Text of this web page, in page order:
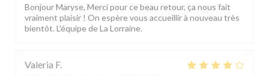
Bonjour Maryse, Merci pour ce beau retour, ça nous fait
vraiment plaisir ! On espère vous accueillir à nouveau très
bientôt. L'équipe de La Lorraine.
Valeria F